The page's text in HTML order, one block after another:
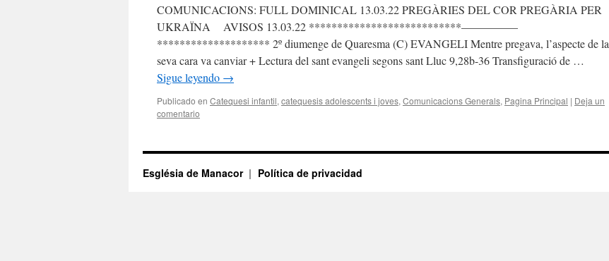
COMUNICACIONS: FULL DOMINICAL 13.03.22 PREGÀRIES DEL COR PREGÀRIA PER
UKRAÏNA AVISOS 13.03.22 ***************************—————
******************** 2º diumenge de Quaresma (C) EVANGELI Mentre pregava, l’aspecte de la
seva cara va canviar + Lectura del sant evangeli segons sant Lluc 9,28b-36 Transfiguració de …
Sigue leyendo →
Publicado en Catequesi infantil, catequesis adolescents i joves, Comunicacions Generals, Pagina Principal | Deja un
comentario
Església de Manacor Política de privacidad